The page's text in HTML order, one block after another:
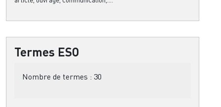
Termes ESO
Nombre de termes : 30